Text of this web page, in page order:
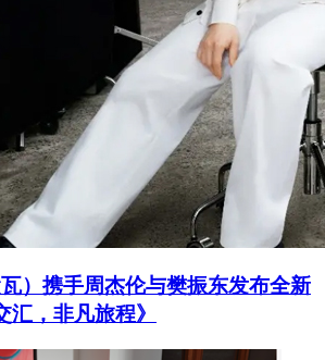
）携手周杰伦与樊振东发布全新
，非凡旅程》